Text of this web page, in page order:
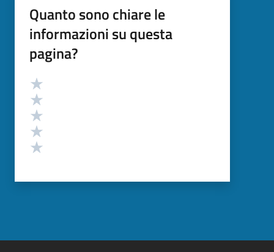
Quanto sono chiare le
informazioni su questa
pagina?
Valutazione